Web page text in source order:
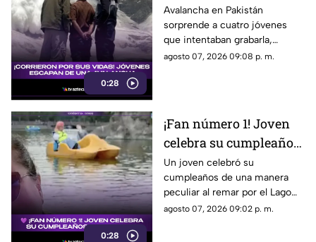
0:28
AVALANCHA; los
momentos de terror
quedaron GRABADOS
en video
Avalancha en Pakistán
sorprende a cuatro jóvenes
que intentaban grabarla,
logrando que el momento de
agosto 07, 2026 09:08 p. m.
0:28
¡Fan número 1! Joven
celebra su cumpleaños
junto a una figura de
BTS (VIDEO)
Un joven celebró su
cumpleaños de una manera
peculiar al remar por el Lago
de Chapultepec junto a una
agosto 07, 2026 09:02 p. m.